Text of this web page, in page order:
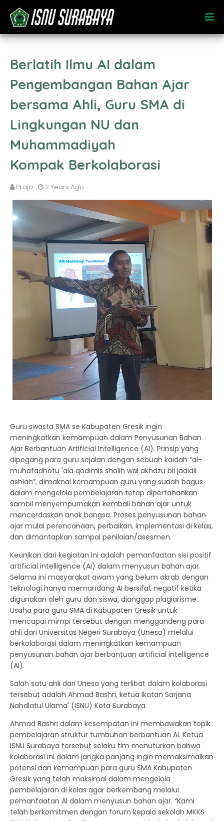
Berlatih Ilmu AI dalam
Pengembangan Bahan Ajar
bersama Ahli, Guru SMA di
Lingkungan NU dan
Muhammadiyah
Kompak Berkolaborasi
Praja 2 Years Ago
Guru swasta SMA se Kabupaten Gresik ingin
meningkatkan kemampuan dalam Penyusunan Bahan
Ajar Berbantuan Artificial Intelligence (AI). Prinsip yang
dipegang para guru sejalan dengan sebuah kaidah “al-
muhafadhotu 'ala qodimis sholih wal akhdzu bil jadidil
ashlah”, dimaknai kemampuan guru yang sudah bagus
dalam mengelola pembelajaran tetap dipertahankan
sambil menyempurnakan kembali bahan ajar untuk
mencerdaskan anak bangsa. Proses penyusunan bahan
ajar mulai perencanaan, perbaikan, implementasi di kelas,
dan dimantapkan sampai penilaian/asesmen.
Keunikan dari kegiatan ini adalah pemanfaatan sisi positif
artificial intelligence (AI) dalam menyusun bahan ajar.
Selama ini masyarakat awam yang belum akrab dengan
teknologi hanya memandang AI bersifat negatif ketika
digunakan oleh guru dan siswa, dianggap plagiarisme.
Usaha para guru SMA di Kabupaten Gresik untuk
mencapai mimpi tersebut dengan menggandeng para
ahli dari Universitas Negeri Surabaya (Unesa) melalui
berkolaborasi dalam meningkatkan kemampuan
penyusunan bahan ajar berbantuan artificial intelligence
(AI).
Salah satu ahli dari Unesa yang terlibat dalam kolaborasi
tersebut adalah Ahmad Bashri, ketua Ikatan Sarjana
Nahdlatul Ulama' (ISNU) Kota Surabaya.
Ahmad Bashri dalam kesempatan ini membawakan topik
pembelajaran struktur tumbuhan berbantuan AI. Ketua
ISNU Surabaya tersebut selaku tim menuturkan bahwa
kolaborasi ini dalam jangka panjang ingin memaksimalkan
potensi dan kemampuan para guru SMA Kabupaten
Gresik yang telah maksimal dalam mengelola
pembelajaran di kelas agar berkembang melalui
pemanfaatan AI dalam menyusun bahan ajar. “Kami
telah berkomitmen dengan forum kepala sekolah MKKS